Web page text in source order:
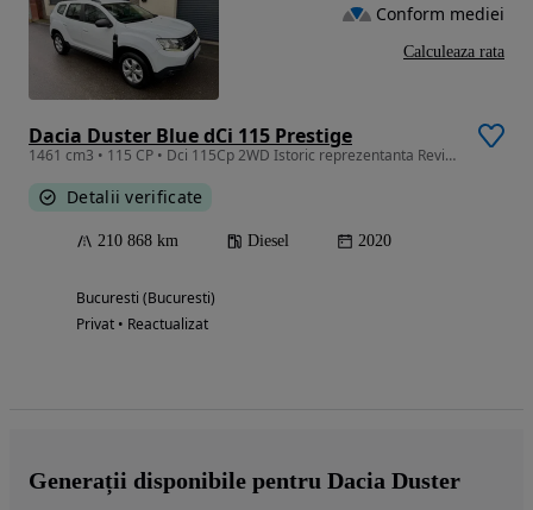
Dacia Duster Blue dCi 115 Prestige
1461 cm3 • 115 CP • Dci 115Cp 2WD Istoric reprezentanta Revizie+Distributie NOI Tva deduct
Detalii verificate
210 868 km Diesel 2020
Bucuresti (Bucuresti)
Privat • Reactualizat
Conform mediei
Calculeaza rata
Generații disponibile pentru Dacia Duster